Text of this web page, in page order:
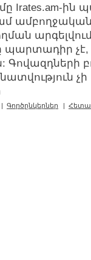
Irates.am-ին
հղման
պարտադիր չէ,
Գովազդների
չի
| Գործընկերներ |